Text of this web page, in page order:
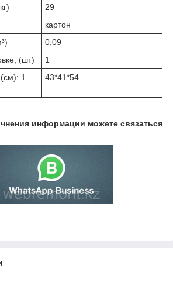
29
картон
0,09
(шт)
1
1
43*41*54
информации можете связаться